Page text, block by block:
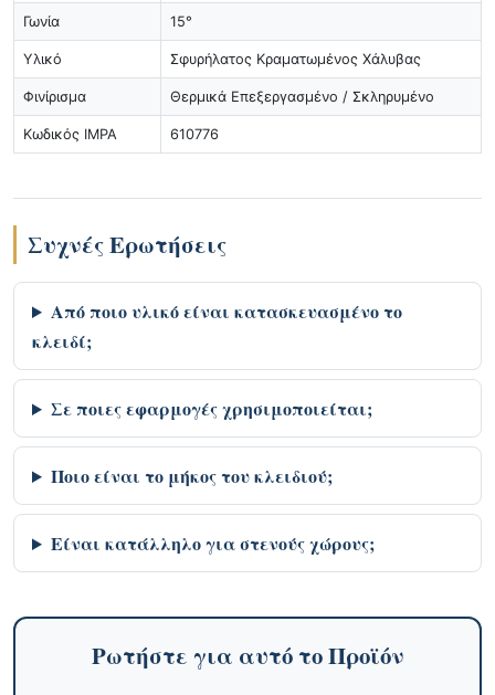
Γωνία 15°
Υλικό Σφυρήλατος Κραματωμένος Χάλυβας
Φινίρισμα Θερμικά Επεξεργασμένο / Σκληρυμένο
Κωδικός IMPA 610776
Συχνές Ερωτήσεις
Από ποιο υλικό είναι κατασκευασμένο το
κλειδί;
Σε ποιες εφαρμογές χρησιμοποιείται;
Ποιο είναι το μήκος του κλειδιού;
Είναι κατάλληλο για στενούς χώρους;
Ρωτήστε για αυτό το Προϊόν